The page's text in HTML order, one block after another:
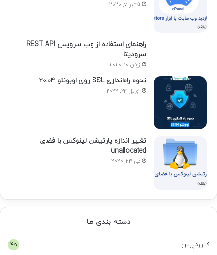
اکتبر 7, 2020
راهنمای استفاده از وب سرویس REST API
سرودیتا
ژوئن 10, 2020
نحوه راه‌اندازی SSL روی اوبونتو 20.04
آوریل 24, 2022
تغییر اندازه پارتیشن لینوکس با فضای
unallocated
می 23, 2020
دسته بندی ها
وردپرس 45